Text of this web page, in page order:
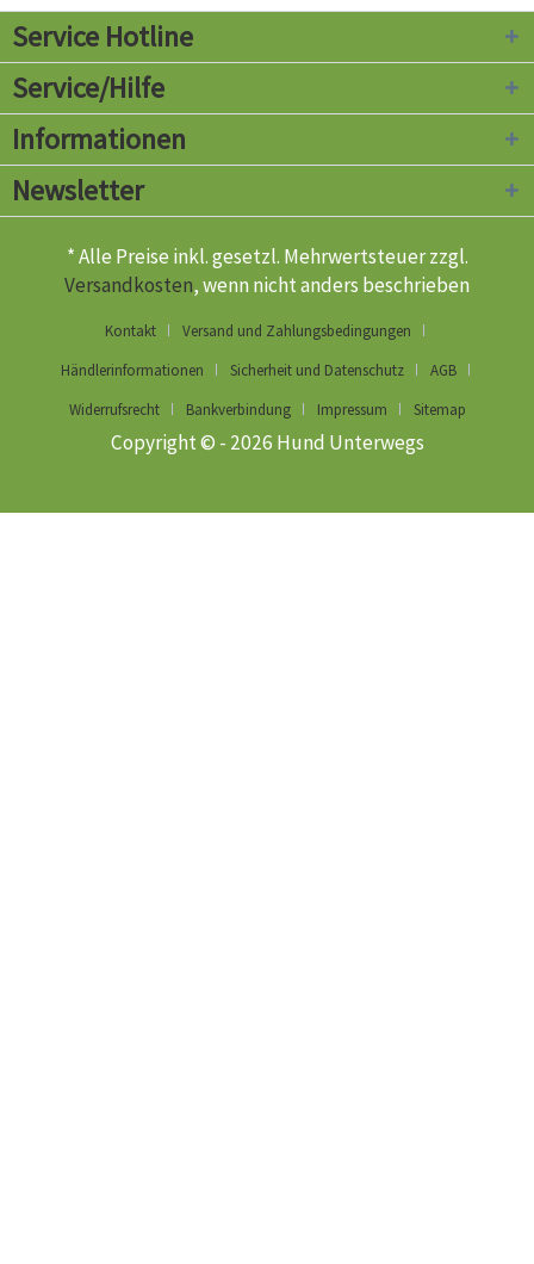
Service Hotline
Service/Hilfe
Informationen
Newsletter
* Alle Preise inkl. gesetzl. Mehrwertsteuer zzgl.
Versandkosten, wenn nicht anders beschrieben
Kontakt
Versand und Zahlungsbedingungen
Händlerinformationen
Sicherheit und Datenschutz
AGB
Widerrufsrecht
Bankverbindung Impressum Sitemap
Copyright © - 2026 Hund Unterwegs